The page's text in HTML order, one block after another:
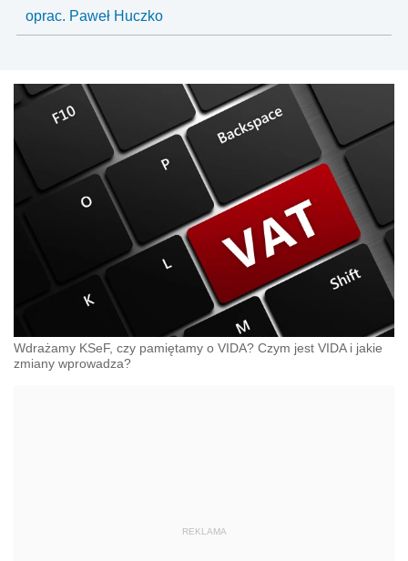
oprac. Paweł Huczko
Wdrażamy KSeF, czy pamiętamy o VIDA? Czym jest VIDA i jakie
zmiany wprowadza?